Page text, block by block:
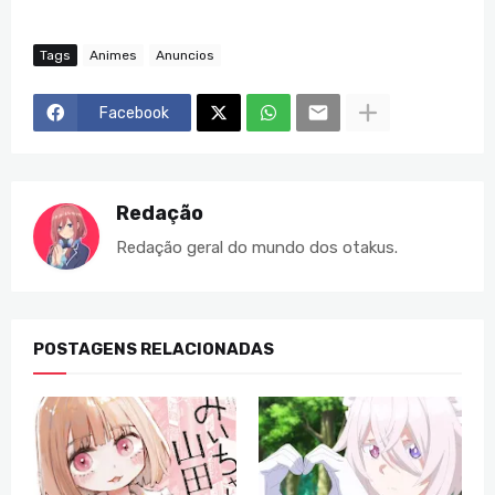
Tags Animes Anuncios
Facebook
Redação
Redação geral do mundo dos otakus.
POSTAGENS RELACIONADAS